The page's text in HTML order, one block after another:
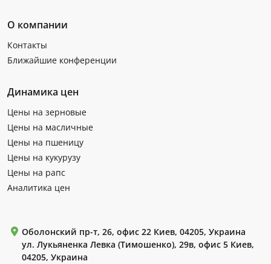
О компании
Контакты
Ближайшие конференции
Динамика цен
Цены на зерновые
Цены на масличные
Цены на пшеницу
Цены на кукурузу
Цены на рапс
Аналитика цен
Оболонский пр-т, 26, офис 22 Киев, 04205, Украина
ул. Лукьяненка Левка (Тимошенко), 29в, офис 5 Киев,
04205, Украина